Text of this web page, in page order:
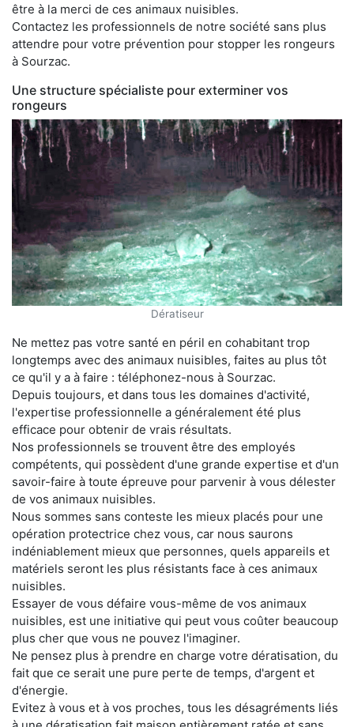
être à la merci de ces animaux nuisibles.
Contactez les professionnels de notre société sans plus
attendre pour votre prévention pour stopper les rongeurs
à Sourzac.
Une structure spécialiste pour exterminer vos
rongeurs
Dératiseur
Ne mettez pas votre santé en péril en cohabitant trop
longtemps avec des animaux nuisibles, faites au plus tôt
ce qu'il y a à faire : téléphonez-nous à Sourzac.
Depuis toujours, et dans tous les domaines d'activité,
l'expertise professionnelle a généralement été plus
efficace pour obtenir de vrais résultats.
Nos professionnels se trouvent être des employés
compétents, qui possèdent d'une grande expertise et d'un
savoir-faire à toute épreuve pour parvenir à vous délester
de vos animaux nuisibles.
Nous sommes sans conteste les mieux placés pour une
opération protectrice chez vous, car nous saurons
indéniablement mieux que personnes, quels appareils et
matériels seront les plus résistants face à ces animaux
nuisibles.
Essayer de vous défaire vous-même de vos animaux
nuisibles, est une initiative qui peut vous coûter beaucoup
plus cher que vous ne pouvez l'imaginer.
Ne pensez plus à prendre en charge votre dératisation, du
fait que ce serait une pure perte de temps, d'argent et
d'énergie.
Evitez à vous et à vos proches, tous les désagréments liés